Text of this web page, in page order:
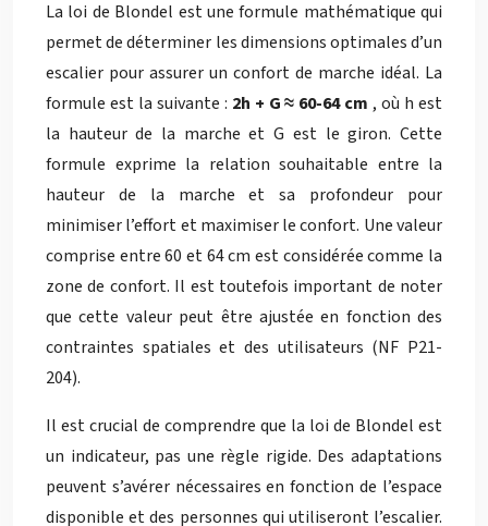
La loi de Blondel est une formule mathématique qui
permet de déterminer les dimensions optimales d’un
escalier pour assurer un confort de marche idéal. La
formule est la suivante : 2h + G ≈ 60-64 cm , où h est
la hauteur de la marche et G est le giron. Cette
formule exprime la relation souhaitable entre la
hauteur de la marche et sa profondeur pour
minimiser l’effort et maximiser le confort. Une valeur
comprise entre 60 et 64 cm est considérée comme la
zone de confort. Il est toutefois important de noter
que cette valeur peut être ajustée en fonction des
contraintes spatiales et des utilisateurs (NF P21-
204).
Il est crucial de comprendre que la loi de Blondel est
un indicateur, pas une règle rigide. Des adaptations
peuvent s’avérer nécessaires en fonction de l’espace
disponible et des personnes qui utiliseront l’escalier.